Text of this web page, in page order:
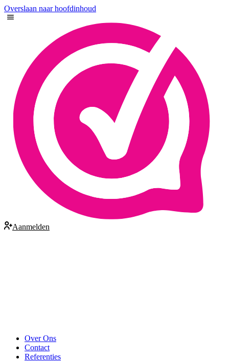
Overslaan naar hoofdinhoud
Aanmelden
Over Ons
Contact
Referenties